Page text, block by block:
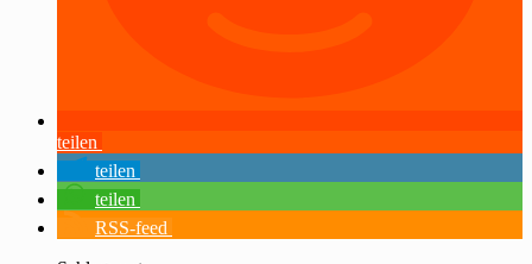
teilen
teilen
teilen
RSS-feed